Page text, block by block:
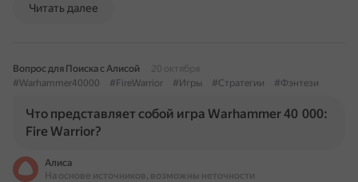
Читать далее
Вопрос для Поиска с Алисой
20 октября
#Warhammer40000
#FireWarrior #Игры #Стратегии #Фэнтези
Что представляет собой игра Warhammer 40 000:
Fire Warrior?
Алиса
На основе источников, возможны неточности